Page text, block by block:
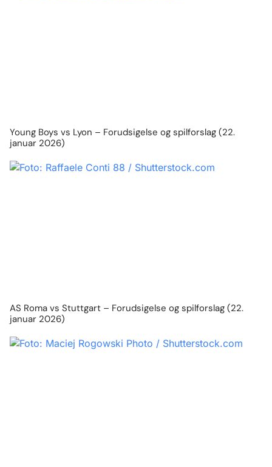
Young Boys vs Lyon – Forudsigelse og spilforslag (22.
januar 2026)
AS Roma vs Stuttgart – Forudsigelse og spilforslag (22.
januar 2026)